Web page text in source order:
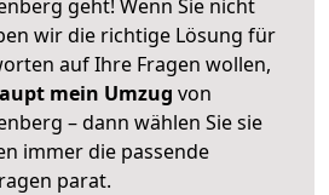
geht! Wenn Sie nicht
wir die richtige Lösung für
auf Ihre Fragen wollen,
mein Umzug von
– dann wählen Sie sie
immer die passende
parat.